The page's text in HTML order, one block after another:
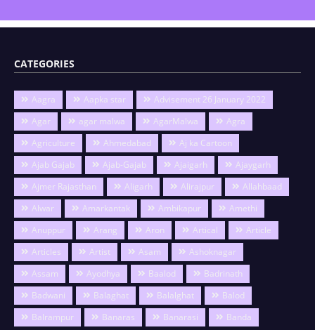
CATEGORIES
Aagra Aapka star
Advisement 26 January 2022
Agar
agar malwa AgarMalwa
Agra
Agriculture
Ahmedabad
Aj ka Cartoon
Ajab Gajab
Ajab-Gajab Ajaigarh
Ajaygarh
Ajmer Rajasthan
Aligarh Alirajpur
Allahbaad
Alwar
Amarkantak Ambikapur
Amethi
Anuppur
Arang Aron Artical
Article
Articles
Artist Asam
Ashoknagar
Assam
Ayodhya Baalod
Badrinath
Badwani
Balaghat Balalghat
Balod
Balrampur
Banaras Banarasi
Banda